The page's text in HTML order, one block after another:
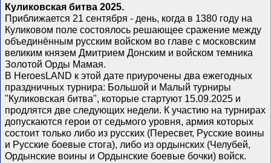
Куликовская битва 2025.
Приближается 21 сентября - день, когда в 1380 году на
Куликовом поле состоялось решающее сражение между
объединённым русским войском во главе с московским
великим князем Дмитрием Донским и войском темника
Золотой Орды Мамая.
В HeroesLAND к этой дате приурочены два ежегодных
праздничных турнира: Большой и Малый турниры
"Куликовская битва", которые стартуют 15.09.2025 и
продлятся две следующих недели. К участию на турнирах
допускаются герои от седьмого уровня, армия которых
состоит только либо из русских (Пересвет, Русские воины
и Русские боевые стога), либо из ордынских (Челубей,
Ордынские воины и Ордынские боевые бочки) войск.